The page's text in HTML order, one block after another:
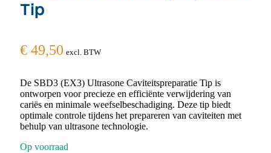
Tip
€ 49,50 excl. BTW
De SBD3 (EX3) Ultrasone Caviteitspreparatie Tip is
ontworpen voor precieze en efficiënte verwijdering van
cariës en minimale weefselbeschadiging. Deze tip biedt
optimale controle tijdens het prepareren van caviteiten met
behulp van ultrasone technologie.
Op voorraad